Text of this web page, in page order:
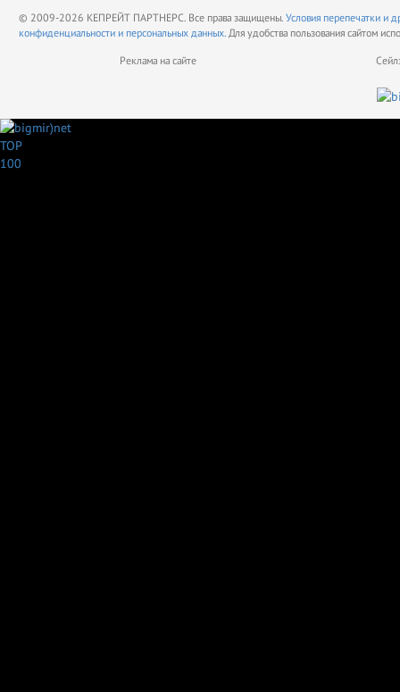
© 2009-2026 КЕПРЕЙТ ПАРТНЕРС. Все права защищены. Условия перепечатки и
конфиденциальности и персональных данных. Для удобства пользования сайтом
Реклама на сайте